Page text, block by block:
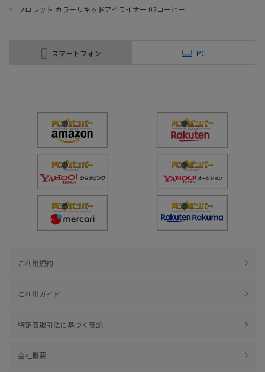
> フロレット カラーリキッドアイライナー 02コーヒー
スマートフォン PC
ご利用規約
ご利用ガイド
特定商取引法に基づく表記
会社概要